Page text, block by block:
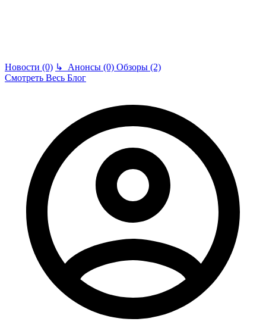
Новости (0) ↳ Анонсы (0) Обзоры (2)
Смотреть Весь Блог